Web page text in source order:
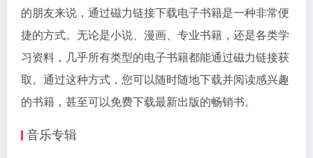
的朋友来说，通过磁力链接下载电子书籍是一种非常便
捷的方式。无论是小说、漫画、专业书籍，还是各类学
习资料，几乎所有类型的电子书籍都能通过磁力链接获
取。通过这种方式，您可以随时随地下载并阅读感兴趣
的书籍，甚至可以免费下载最新出版的畅销书。
音乐专辑